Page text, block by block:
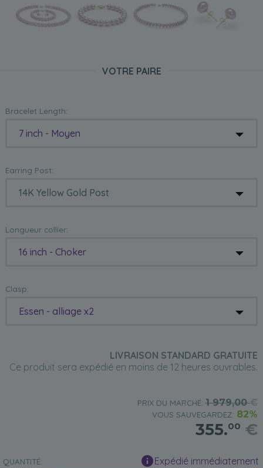
VOTRE PAIRE
Bracelet Length:
7 inch - Moyen
Earring Post:
Longueur collier:
16 inch - Choker
Clasp:
Essen - alliage x2
LIVRAISON STANDARD GRATUITE
Ce produit sera expédié en moins de 12 heures ouvrables.
PRIX DU MARCHÉ: 1 979,00€
VOUS SAUVEGARDEZ: 82%
355.00 €
QUANTITÉ: Expédié immédiatement